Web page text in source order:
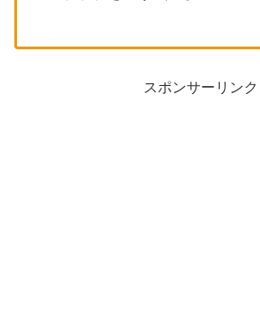
スポンサーリンク